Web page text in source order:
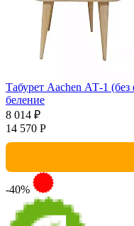
Табурет Aachen АТ-1
беление
8 014 ₽
14 570 Р
-40%